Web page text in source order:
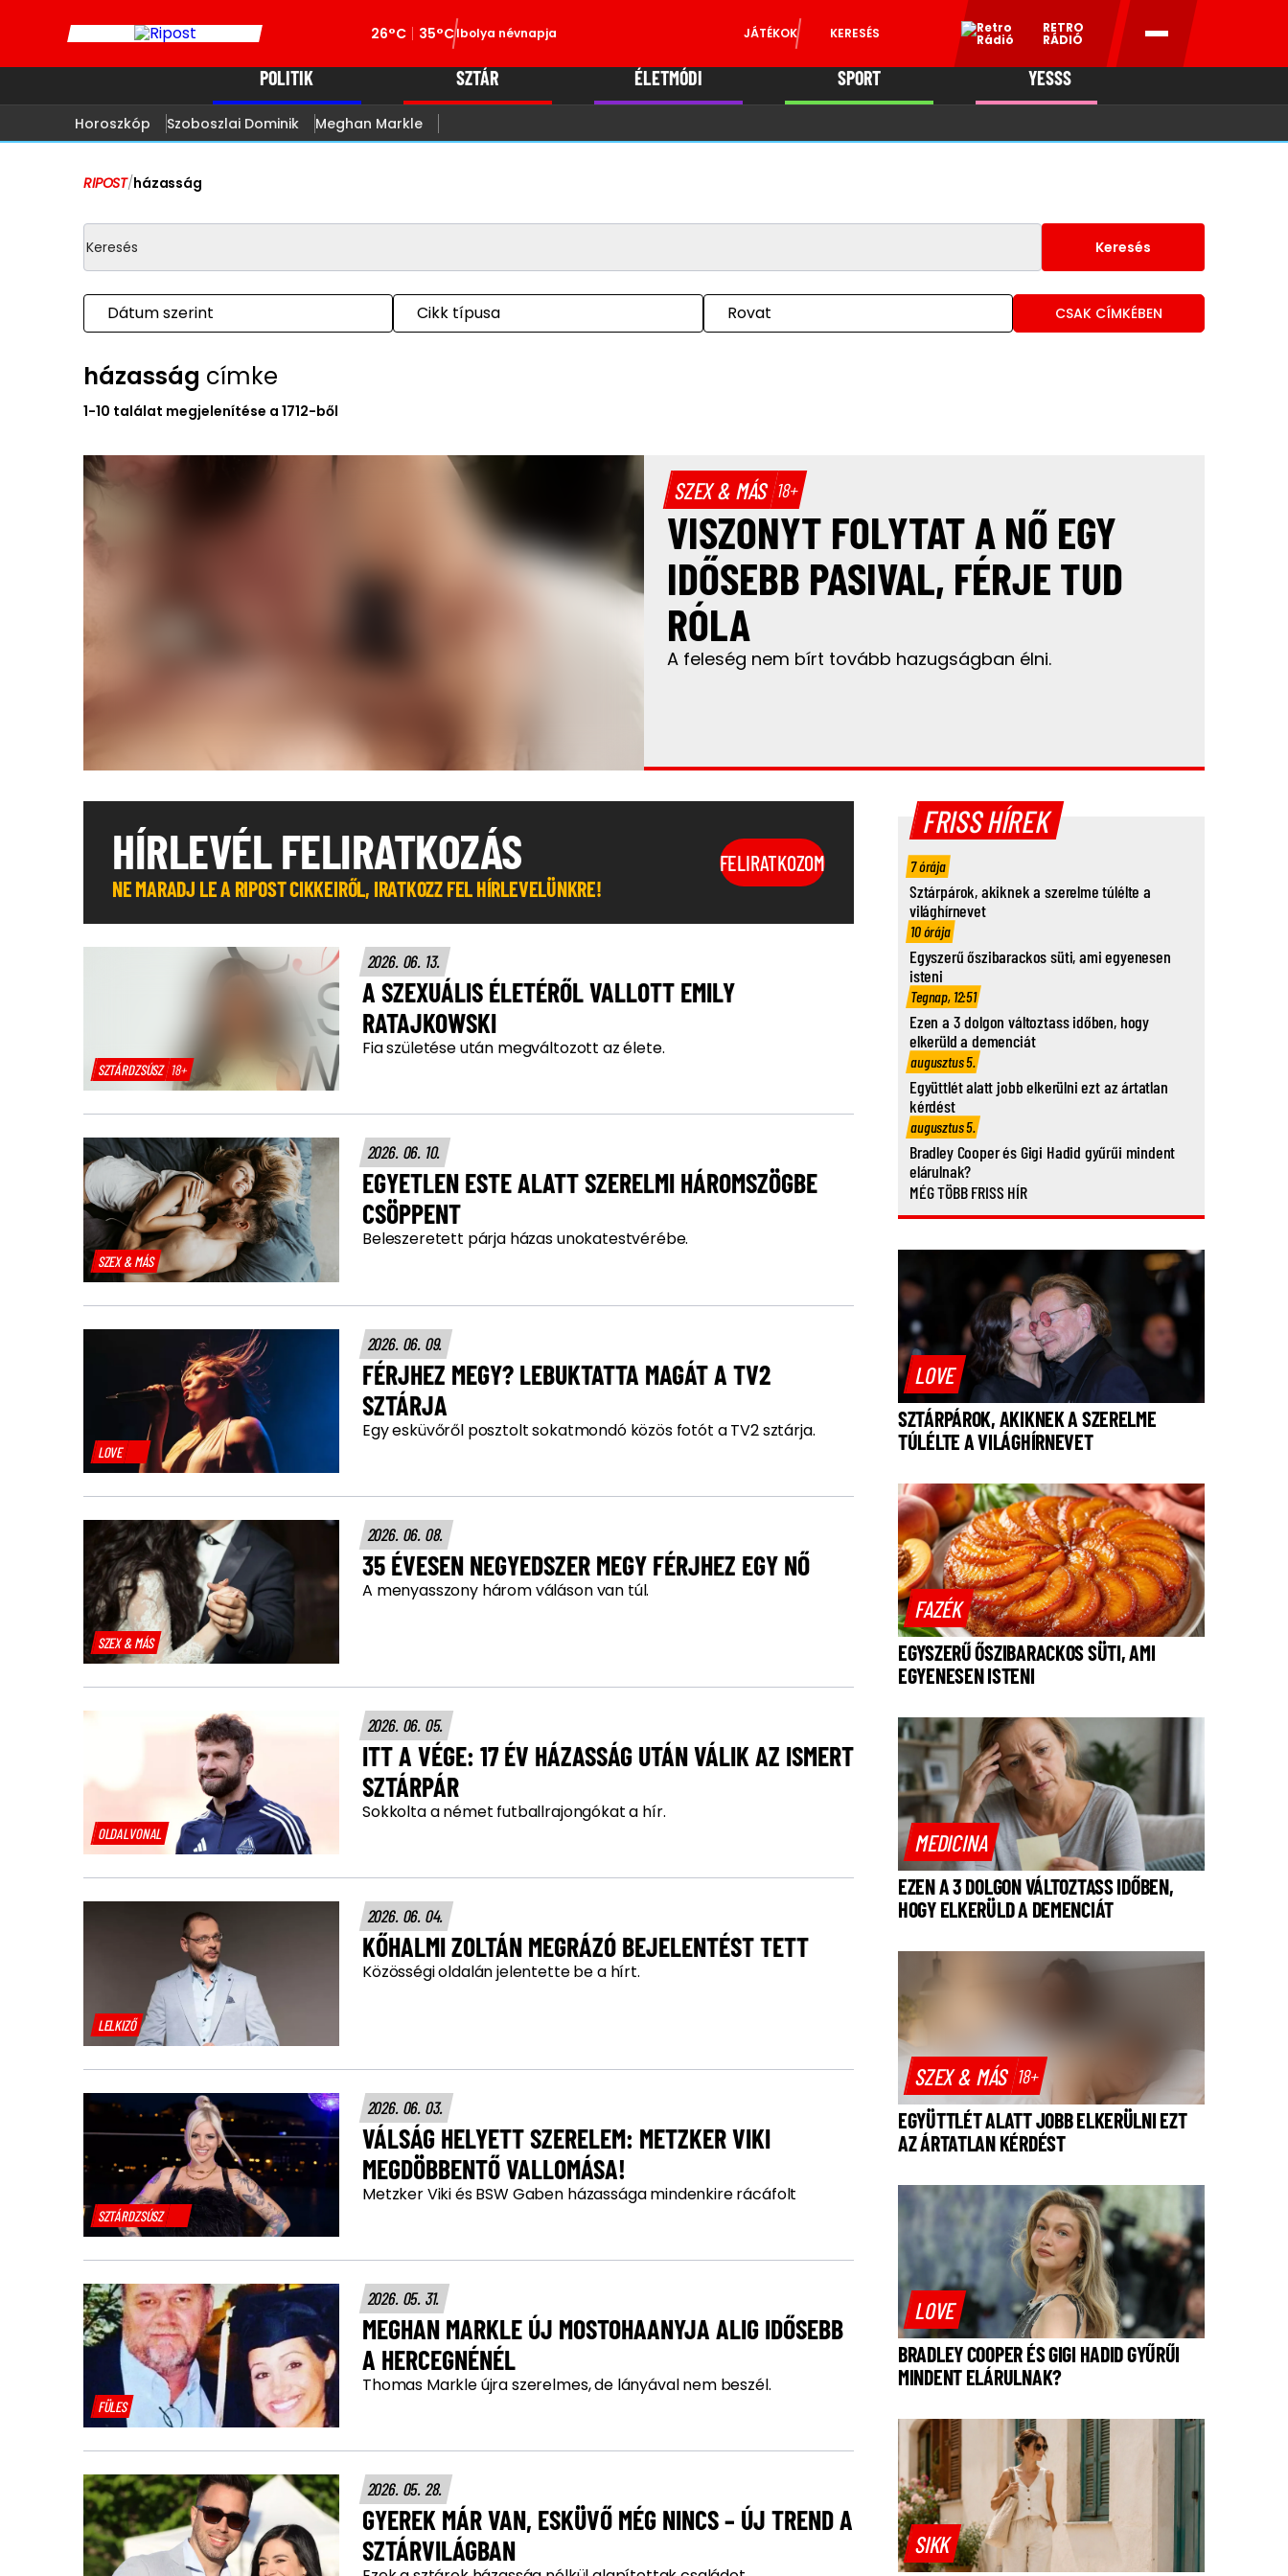
26°C 35°CIbolya névnapja JÁTÉKOK KERESÉS RETRO
RÁDIÓ
POLITIK SZTÁR ÉLETMÓDI SPORT YESSS
Horoszkóp Szoboszlai Dominik Meghan Markle
RIPOST/házasság
Keresés
Dátum szerint Cikk típusa Rovat CSAK CÍMKÉBEN
házasság címke
1-10 találat megjelenítése a 1712-ből
SZEX & MÁS 18+
VISZONYT FOLYTAT A NŐ EGY
IDŐSEBB PASIVAL, FÉRJE TUD
RÓLA
A feleség nem bírt tovább hazugságban élni.
HÍRLEVÉL FELIRATKOZÁS
NE MARADJ LE A RIPOST CIKKEIRŐL, IRATKOZZ FEL HÍRLEVELÜNKRE!
FELIRATKOZOM
SZTÁRDZSÚSZ 18+
2026. 06. 13.
A SZEXUÁLIS ÉLETÉRŐL VALLOTT EMILY
RATAJKOWSKI
Fia születése után megváltozott az élete.
SZEX & MÁS
2026. 06. 10.
EGYETLEN ESTE ALATT SZERELMI HÁROMSZÖGBE
CSÖPPENT
Beleszeretett párja házas unokatestvérébe.
LOVE
2026. 06. 09.
FÉRJHEZ MEGY? LEBUKTATTA MAGÁT A TV2
SZTÁRJA
Egy esküvőről posztolt sokatmondó közös fotót a TV2 sztárja.
SZEX & MÁS
2026. 06. 08.
35 ÉVESEN NEGYEDSZER MEGY FÉRJHEZ EGY NŐ
A menyasszony három váláson van túl.
OLDALVONAL
2026. 06. 05.
ITT A VÉGE: 17 ÉV HÁZASSÁG UTÁN VÁLIK AZ ISMERT
SZTÁRPÁR
Sokkolta a német futballrajongókat a hír.
LELKIZŐ
2026. 06. 04.
KŐHALMI ZOLTÁN MEGRÁZÓ BEJELENTÉST TETT
Közösségi oldalán jelentette be a hírt.
SZTÁRDZSÚSZ
2026. 06. 03.
VÁLSÁG HELYETT SZERELEM: METZKER VIKI
MEGDÖBBENTŐ VALLOMÁSA!
Metzker Viki és BSW Gaben házassága mindenkire rácáfolt
FÜLES
2026. 05. 31.
MEGHAN MARKLE ÚJ MOSTOHAANYJA ALIG IDŐSEBB
A HERCEGNÉNÉL
Thomas Markle újra szerelmes, de lányával nem beszél.
2026. 05. 28.
GYEREK MÁR VAN, ESKÜVŐ MÉG NINCS – ÚJ TREND A
SZTÁRVILÁGBAN
FRISS HÍREK
7 órája
Sztárpárok, akiknek a szerelme túlélte a
világhírnevet
10 órája
Egyszerű őszibarackos süti, ami egyenesen
isteni
Tegnap, 12:51
Ezen a 3 dolgon változtass időben, hogy
elkerüld a demenciát
augusztus 5.
Együttlét alatt jobb elkerülni ezt az ártatlan
kérdést
augusztus 5.
Bradley Cooper és Gigi Hadid gyűrűi mindent
elárulnak?
MÉG TÖBB FRISS HÍR
LOVE
SZTÁRPÁROK, AKIKNEK A SZERELME
TÚLÉLTE A VILÁGHÍRNEVET
FAZÉK
EGYSZERŰ ŐSZIBARACKOS SÜTI, AMI
EGYENESEN ISTENI
MEDICINA
EZEN A 3 DOLGON VÁLTOZTASS IDŐBEN,
HOGY ELKERÜLD A DEMENCIÁT
SZEX & MÁS 18+
EGYÜTTLÉT ALATT JOBB ELKERÜLNI EZT
AZ ÁRTATLAN KÉRDÉST
LOVE
BRADLEY COOPER ÉS GIGI HADID GYŰRŰI
MINDENT ELÁRULNAK?
SIKK